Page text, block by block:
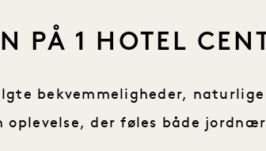
PÅ 1 HOTEL
bekvemmeligheder,
oplevelse, der føles både